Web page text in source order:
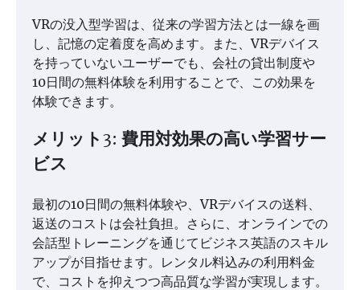
VRの没入型学習は、従来の学習方法とは一線を画
し、記憶の定着度を高めます。また、VRデバイス
を持っていないユーザーでも、会社の貸出制度や
10日間の無料体験を利用することで、この効果を
体験できます。
メリット3: 費用対効果の高い学習サー
ビス
最初の10日間の無料体験や、VRデバイスの送料、
返送のコストは会社負担。さらに、オンラインでの
会話型トレーニングを通じてビジネス英語のスキル
アップが目指せます。レンタル料込みの利用料金
で、コストを抑えつつ高品質な学習が実現します。